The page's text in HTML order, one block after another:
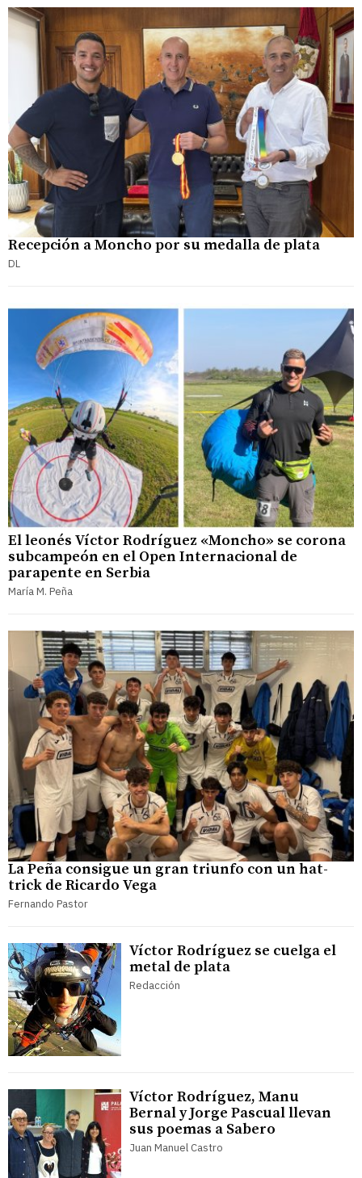
Recepción a Moncho por su medalla de plata
DL
El leonés Víctor Rodríguez «Moncho» se corona
subcampeón en el Open Internacional de
parapente en Serbia
María M. Peña
La Peña consigue un gran triunfo con un hat-
trick de Ricardo Vega
Fernando Pastor
Víctor Rodríguez se cuelga el
metal de plata
Redacción
Víctor Rodríguez, Manu
Bernal y Jorge Pascual llevan
sus poemas a Sabero
Juan Manuel Castro